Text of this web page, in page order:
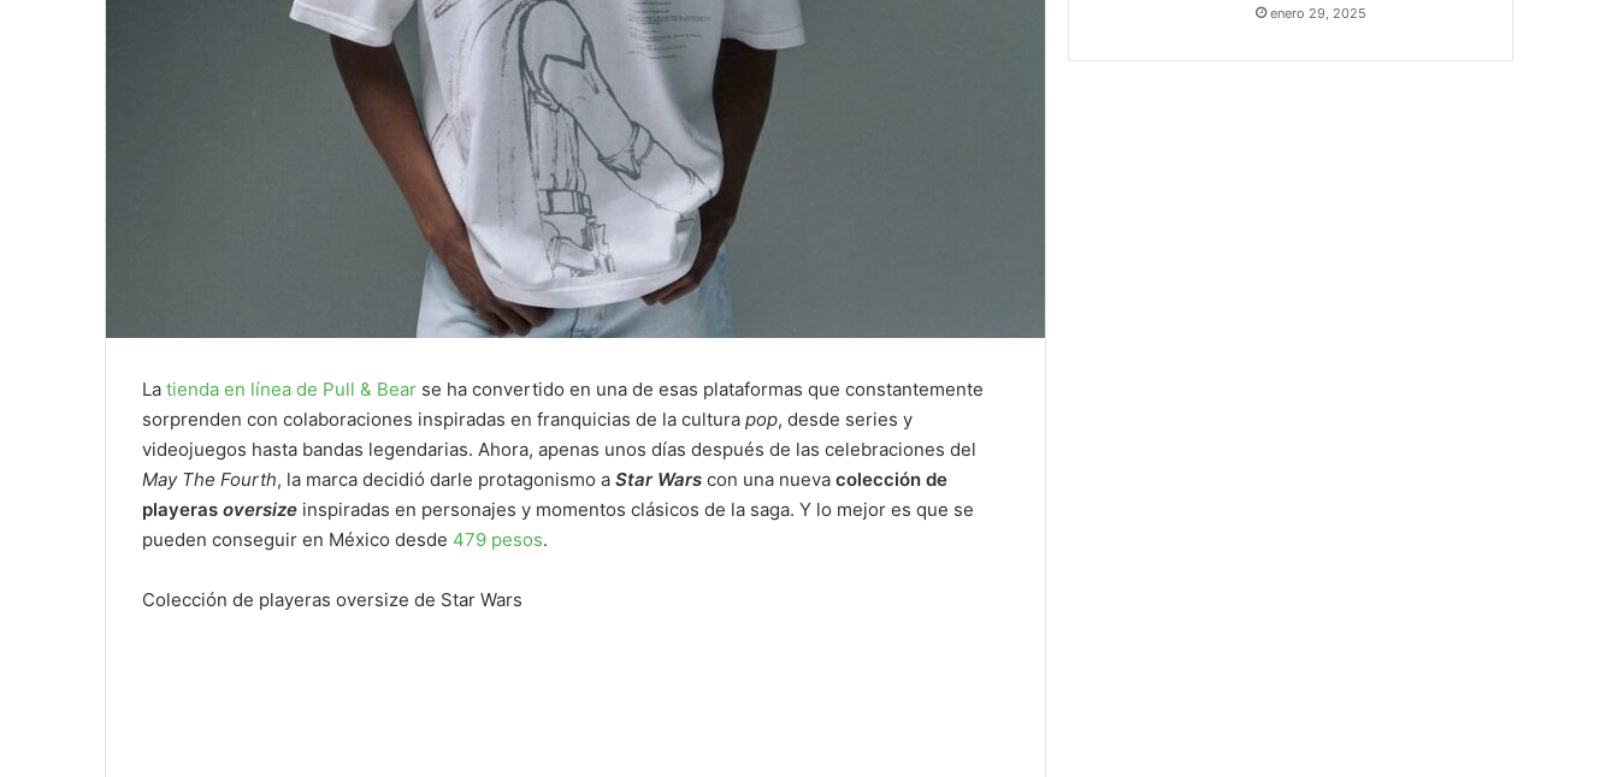
La tienda en línea de Pull & Bear se ha convertido en una de esas plataformas que constantemente
sorprenden con colaboraciones inspiradas en franquicias de la cultura pop, desde series y
videojuegos hasta bandas legendarias. Ahora, apenas unos días después de las celebraciones del
May The Fourth, la marca decidió darle protagonismo a Star Wars con una nueva colección de
playeras oversize inspiradas en personajes y momentos clásicos de la saga. Y lo mejor es que se
pueden conseguir en México desde 479 pesos.
Colección de playeras oversize de Star Wars
enero 29, 2025